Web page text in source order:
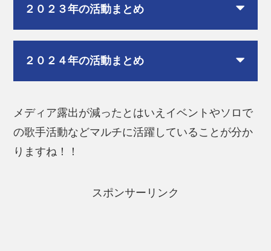
２０２３年の活動まとめ
２０２４年の活動まとめ
メディア露出が減ったとはいえイベントやソロで
の歌手活動などマルチに活躍していることが分か
りますね！！
スポンサーリンク